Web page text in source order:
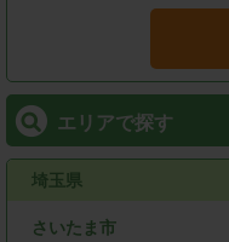
エリアで探す
埼玉県
さいたま市